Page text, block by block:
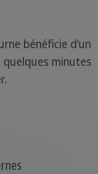
bénéficie d'un
minutes